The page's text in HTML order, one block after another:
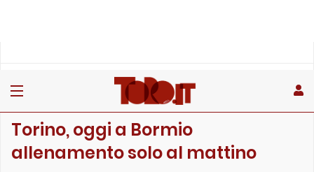
Torino, oggi a Bormio
allenamento solo al mattino